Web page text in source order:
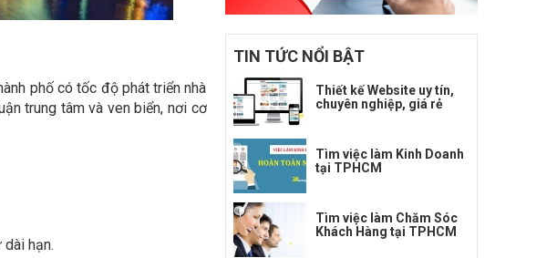
phố có tốc độ phát triển nhà
trung tâm và ven biển, nơi cơ
hạn.
TIN TỨC NỔI BẬT
Thiết kế Website uy tín,
chuyên nghiệp, giá rẻ
Tìm việc làm Kinh Doanh
tại TPHCM
Tìm việc làm Chăm Sóc
Khách Hàng tại TPHCM